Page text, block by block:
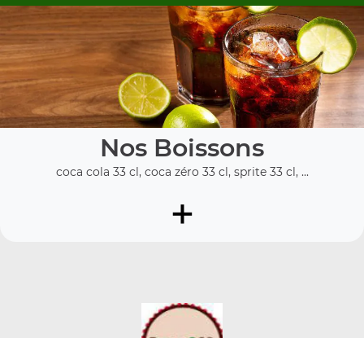
Nos Boissons
coca cola 33 cl, coca zéro 33 cl, sprite 33 cl, ...
+